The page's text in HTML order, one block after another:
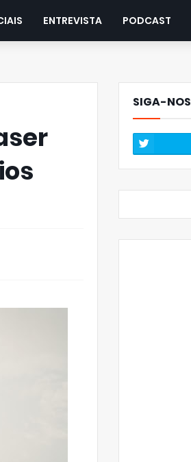
ENTREVISTA PODCAST
SIGA-NOS